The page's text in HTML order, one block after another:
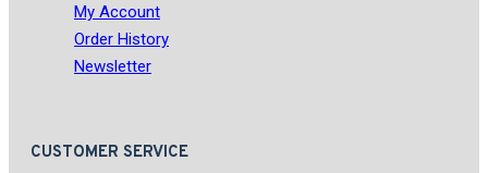
My Account
Order History
Newsletter
CUSTOMER SERVICE